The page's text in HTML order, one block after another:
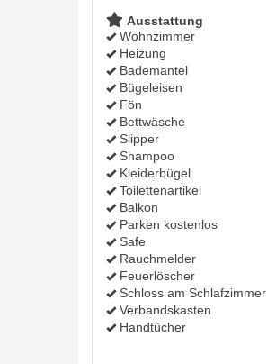
Ausstattung
Wohnzimmer
Heizung
Bademantel
Bügeleisen
Fön
Bettwäsche
Slipper
Shampoo
Kleiderbügel
Toilettenartikel
Balkon
Parken kostenlos
Safe
Rauchmelder
Feuerlöscher
Schloss am Schlafzimmer
Verbandskasten
Handtücher